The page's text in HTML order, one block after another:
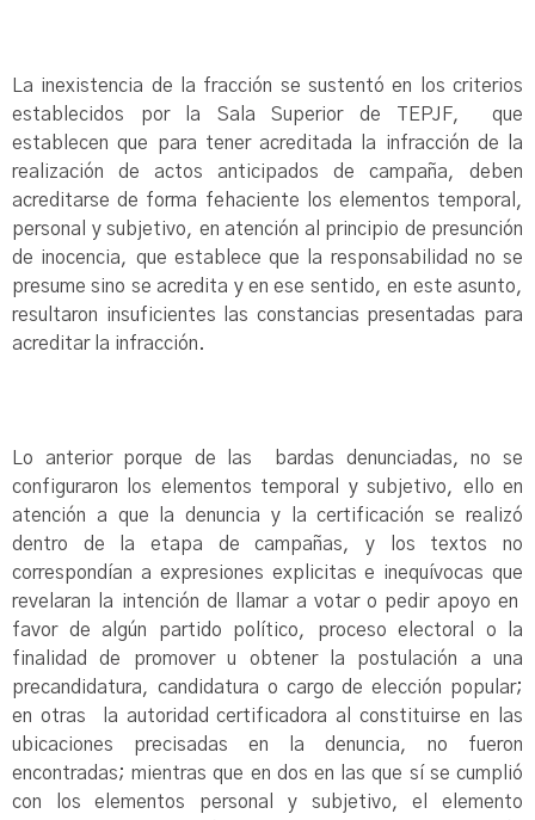
La inexistencia de la fracción se sustentó en los criterios
establecidos por la Sala Superior de TEPJF, que
establecen que para tener acreditada la infracción de la
realización de actos anticipados de campaña, deben
acreditarse de forma fehaciente los elementos temporal,
personal y subjetivo, en atención al principio de presunción
de inocencia, que establece que la responsabilidad no se
presume sino se acredita y en ese sentido, en este asunto,
resultaron insuficientes las constancias presentadas para
acreditar la infracción.
Lo anterior porque de las bardas denunciadas, no se
configuraron los elementos temporal y subjetivo, ello en
atención a que la denuncia y la certificación se realizó
dentro de la etapa de campañas, y los textos no
correspondían a expresiones explicitas e inequívocas que
revelaran la intención de llamar a votar o pedir apoyo en
favor de algún partido político, proceso electoral o la
finalidad de promover u obtener la postulación a una
precandidatura, candidatura o cargo de elección popular;
en otras la autoridad certificadora al constituirse en las
ubicaciones precisadas en la denuncia, no fueron
encontradas; mientras que en dos en las que sí se cumplió
con los elementos personal y subjetivo, el elemento